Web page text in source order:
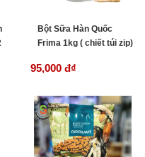
Bột Sữa Hàn Quốc
Frima 1kg ( chiết túi zip)
95,000 đ₫